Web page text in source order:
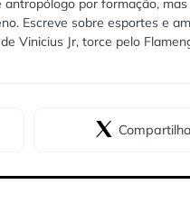
antropólogo por formação,
Escreve sobre esportes e
Vinicius Jr, torce pelo